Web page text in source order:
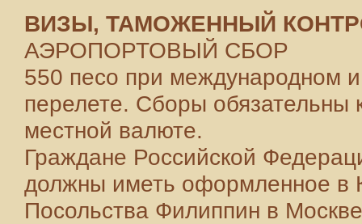
ВИЗЫ, ТАМОЖЕННЫЙ
АЭРОПОРТОВЫЙ СБОР
550 песо при международном
перелете. Сборы обязательны
местной валюте.
Граждане Российской
должны иметь оформленное в
Посольства Филиппин в